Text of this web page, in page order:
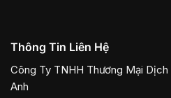
Thông Tin Liên Hệ
Công Ty TNHH Thương Mại
Anh